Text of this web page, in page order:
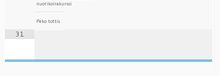
nuorikoirakurssi
Peko tottis
31